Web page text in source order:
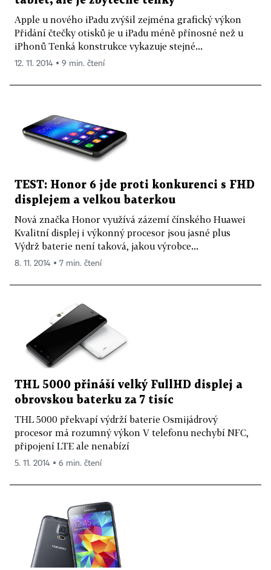
Apple u nového iPadu zvýšil zejména grafický výkon
Přidání čtečky otisků je u iPadu méně přínosné než u
iPhonů Tenká konstrukce vykazuje stejné...
12. 11. 2014 ▪ 9 min. čtení
TEST: Honor 6 jde proti konkurenci s FHD
displejem a velkou baterkou
Nová značka Honor využívá zázemí čínského Huawei
Kvalitní displej i výkonný procesor jsou jasné plus
Výdrž baterie není taková, jakou výrobce...
8. 11. 2014 ▪ 7 min. čtení
THL 5000 přináší velký FullHD displej a
obrovskou baterku za 7 tisíc
THL 5000 překvapí výdrží baterie Osmijádrový
procesor má rozumný výkon V telefonu nechybí NFC,
připojení LTE ale nenabízí
5. 11. 2014 ▪ 6 min. čtení